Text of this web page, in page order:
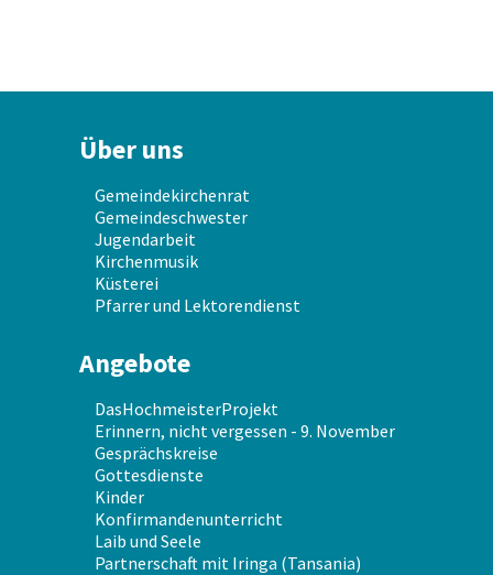
Über uns
Gemeindekirchenrat
Gemeindeschwester
Jugendarbeit
Kirchenmusik
Küsterei
Pfarrer und Lektorendienst
Angebote
DasHochmeisterProjekt
Erinnern, nicht vergessen - 9. November
Gesprächskreise
Gottesdienste
Kinder
Konfirmandenunterricht
Laib und Seele
Partnerschaft mit Iringa (Tansania)